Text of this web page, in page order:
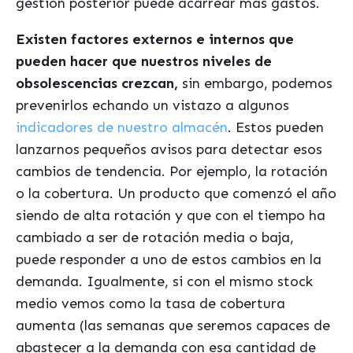
Existen factores externos e internos que
pueden hacer que nuestros niveles de
obsolescencias crezcan, sin embargo, podemos
prevenirlos echando un vistazo a algunos
indicadores de nuestro almacén. Estos pueden
lanzarnos pequeños avisos para detectar esos
cambios de tendencia. Por ejemplo, la rotación
o la cobertura. Un producto que comenzó el año
siendo de alta rotación y que con el tiempo ha
cambiado a ser de rotación media o baja,
puede responder a uno de estos cambios en la
demanda. Igualmente, si con el mismo stock
medio vemos como la tasa de cobertura
aumenta (las semanas que seremos capaces de
abastecer a la demanda con esa cantidad de